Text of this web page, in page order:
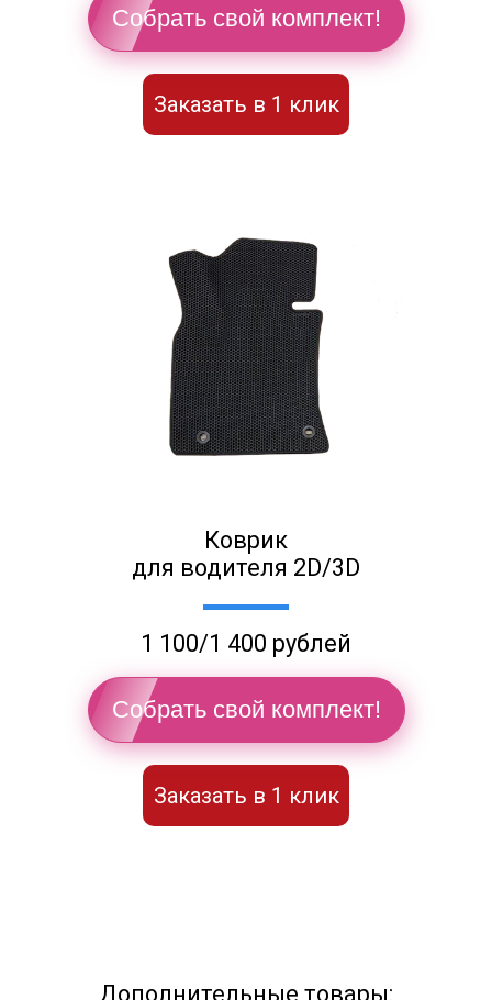
Собрать свой комплект!
Заказать в 1 клик
Коврик
для водителя 2D/3D
1 100/1 400 рублей
Собрать свой комплект!
Заказать в 1 клик
Дополнительные товары: